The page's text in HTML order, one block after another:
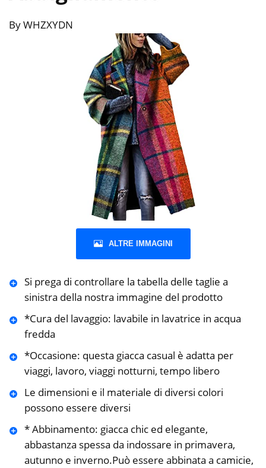
By WHZXYDN
ALTRE IMMAGINI
Si prega di controllare la tabella delle taglie a
sinistra della nostra immagine del prodotto
*Cura del lavaggio: lavabile in lavatrice in acqua
fredda
*Occasione: questa giacca casual è adatta per
viaggi, lavoro, viaggi notturni, tempo libero
Le dimensioni e il materiale di diversi colori
possono essere diversi
* Abbinamento: giacca chic ed elegante,
abbastanza spessa da indossare in primavera,
autunno e inverno.Può essere abbinata a camicie,